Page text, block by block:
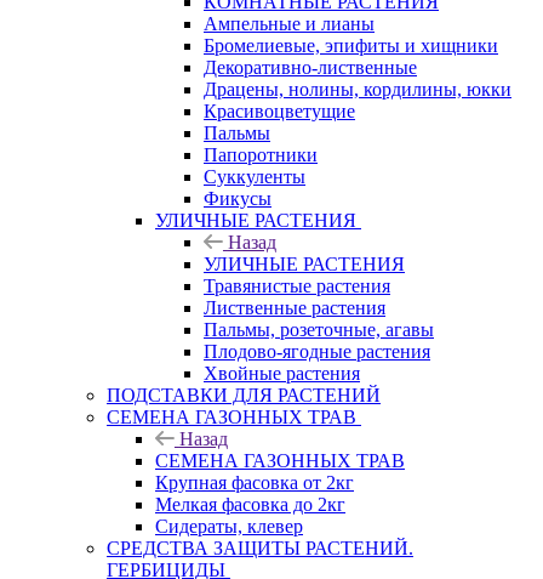
Ампельные и лианы
Бромелиевые, эпифиты и хищники
Декоративно-лиственные
Драцены, нолины, кордилины, юкки
Красивоцветущие
Пальмы
Папоротники
Суккуленты
Фикусы
УЛИЧНЫЕ РАСТЕНИЯ
Назад
УЛИЧНЫЕ РАСТЕНИЯ
Травянистые растения
Лиственные растения
Пальмы, розеточные, агавы
Плодово-ягодные растения
Хвойные растения
ПОДСТАВКИ ДЛЯ РАСТЕНИЙ
СЕМЕНА ГАЗОННЫХ ТРАВ
Назад
СЕМЕНА ГАЗОННЫХ ТРАВ
Крупная фасовка от 2кг
Мелкая фасовка до 2кг
Сидераты, клевер
СРЕДСТВА ЗАЩИТЫ РАСТЕНИЙ.
ГЕРБИЦИДЫ